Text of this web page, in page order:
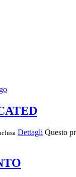
Dettagli Questo